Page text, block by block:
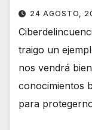
24 AGOSTO,
traigo un
nos vendrá
conocimientos
para